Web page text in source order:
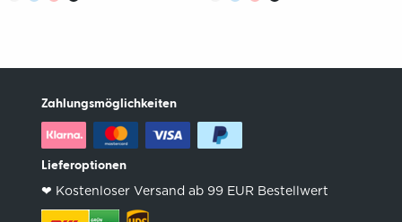
Zahlungsmöglichkeiten
Lieferoptionen
❤︎ Kostenloser Versand ab 99 EUR Bestellwert